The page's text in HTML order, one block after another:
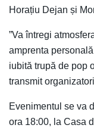
Horațiu Dejan și
”Va întregi
amprenta
iubită trupă de pop
transmit
Evenimentul se va
ora 18:00, la Casa